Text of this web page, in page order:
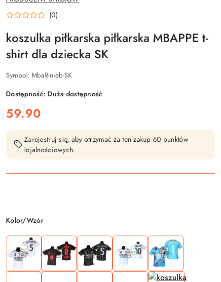
PRODUCENTA:
(0)
koszulka piłkarska piłkarska MBAPPE t-
shirt dla dziecka SK
Symbol: MbaR-nieb-SK
Dostępność: Duża dostępność
cena:
59.90
Zarejestruj się, aby otrzymać za ten zakup 60 punktów
lojalnościowych.
Wariant
Kolor/Wzór